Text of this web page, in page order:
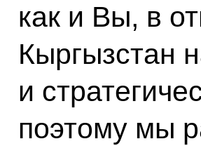
как и Вы, в
Кыргызстан
и
поэтому мы